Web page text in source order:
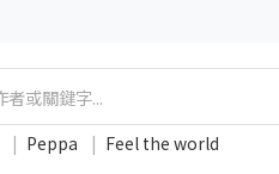
| Peppa | Feel the world